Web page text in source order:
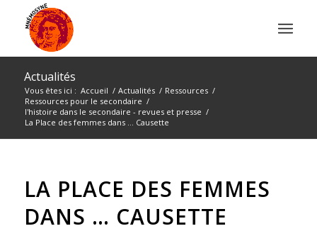
Actualités
Vous êtes ici : Accueil / Actualités / Ressources /
Ressources pour le secondaire /
l'histoire dans le secondaire - revues et presse /
La Place des femmes dans … Causette
LA PLACE DES FEMMES
DANS … CAUSETTE